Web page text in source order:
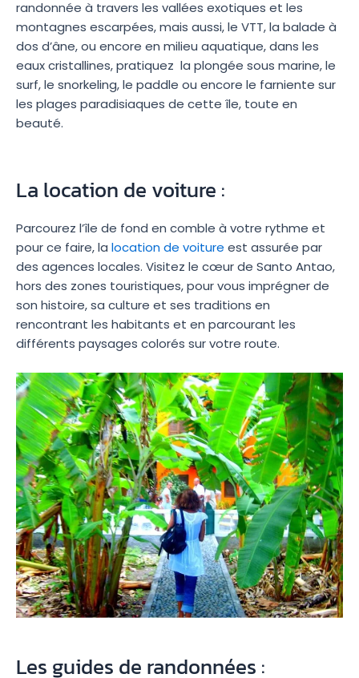
randonnée à travers les vallées exotiques et les
montagnes escarpées, mais aussi, le VTT, la balade à
dos d’âne, ou encore en milieu aquatique, dans les
eaux cristallines, pratiquez la plongée sous marine, le
surf, le snorkeling, le paddle ou encore le farniente sur
les plages paradisiaques de cette île, toute en
beauté.
La location de voiture :
Parcourez l’île de fond en comble à votre rythme et
pour ce faire, la location de voiture est assurée par
des agences locales. Visitez le cœur de Santo Antao,
hors des zones touristiques, pour vous imprégner de
son histoire, sa culture et ses traditions en
rencontrant les habitants et en parcourant les
différents paysages colorés sur votre route.
Les guides de randonnées :